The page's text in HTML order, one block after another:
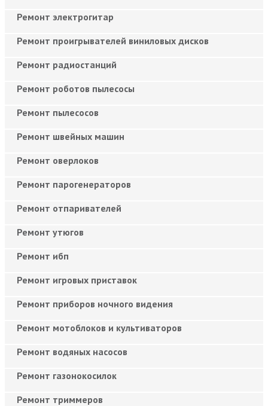
Ремонт электрогитар
Ремонт проигрывателей виниловых дисков
Ремонт радиостанций
Ремонт роботов пылесосы
Ремонт пылесосов
Ремонт швейных машин
Ремонт оверлоков
Ремонт парогенераторов
Ремонт отпаривателей
Ремонт утюгов
Ремонт ибп
Ремонт игровых приставок
Ремонт приборов ночного видения
Ремонт мотоблоков и культиваторов
Ремонт водяных насосов
Ремонт газонокосилок
Ремонт триммеров